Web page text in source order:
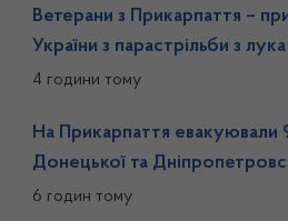
Ветерани з Прикарпаття –
України з парастрільби з лука
4 години тому
На Прикарпаття евакуювали
Донецької та
6 годин тому